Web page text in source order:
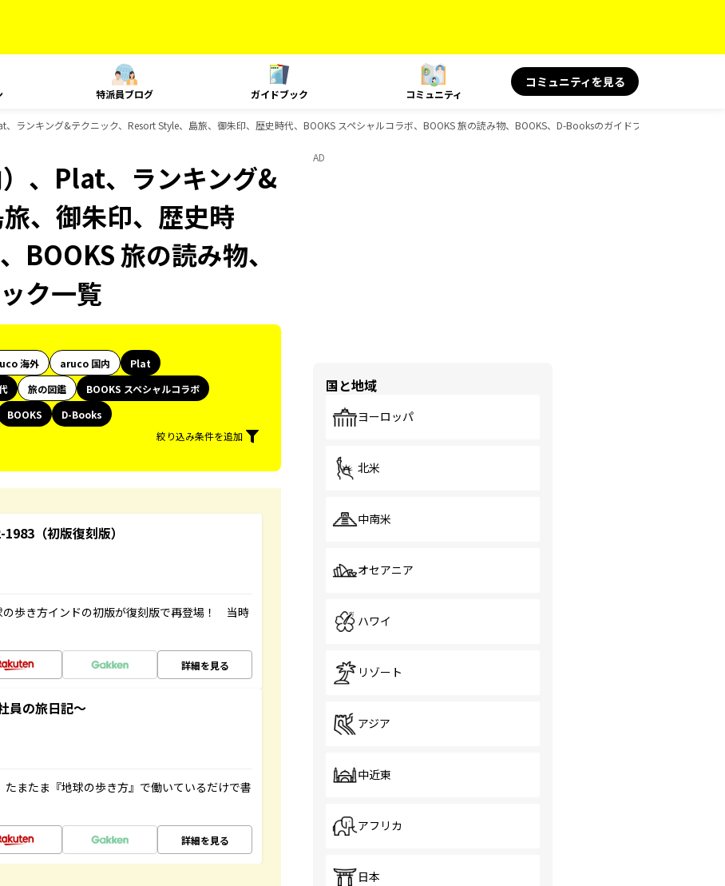
特派員ブログ ガイドブック コミュニティ
コミュニティを見る
ランキング&テクニック、Resort Style、島旅、御朱印、歴史時代、BOOKS スペシャルコラボ、BOOKS 旅の読み物、BOOKS、D-Booksのガイドブック一覧
、Plat、ランキング&
、御朱印、歴史時
BOOKS 旅の読み物、
ク一覧
海外 aruco 国内
Plat
旅の図鑑
BOOKS スペシャルコラボ
BOOKS
D-Books
絞り込み条件を追加
（初版復刻版）
歩き方インドの初版が復刻版で再登場！ 当時
詳細を見る
員の旅日記～
またま『地球の歩き方』で働いているだけで書
詳細を見る
AD
国と地域
ヨーロッパ
北米
中南米
オセアニア
ハワイ
リゾート
アジア
中近東
アフリカ
日本